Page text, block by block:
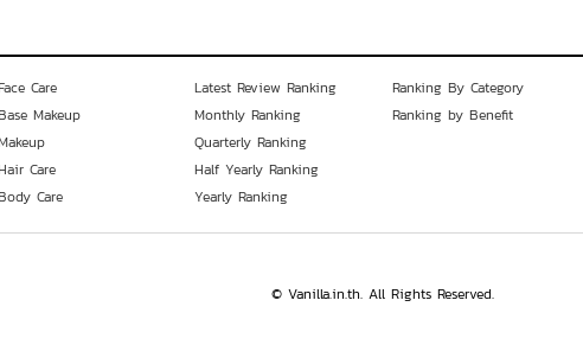
Care
Makeup
Care
Care
Latest Review Ranking
Monthly Ranking
Quarterly Ranking
Half Yearly Ranking
Yearly Ranking
Ranking By Category
Ranking by Benefit
© Vanilla.in.th. All Rights Reserved.